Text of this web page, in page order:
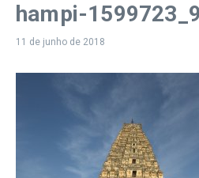
hampi-
11 de junho de 2018